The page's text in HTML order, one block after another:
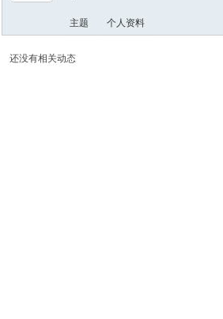
主题 个人资料
还没有相关动态